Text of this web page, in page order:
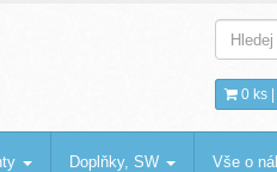
0 ks |
Doplňky, SW Vše o